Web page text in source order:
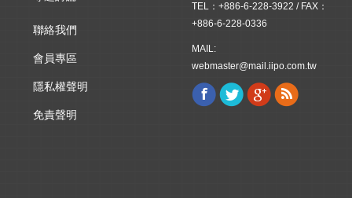
聯絡我們
會員專區
隱私權聲明
免責聲明
TEL：+886-6-228-3922 / FAX：
+886-6-228-0336
MAIL:
webmaster@mail.iipo.com.tw
Find us on:
Facebook
TwitterGoogle+
Rss